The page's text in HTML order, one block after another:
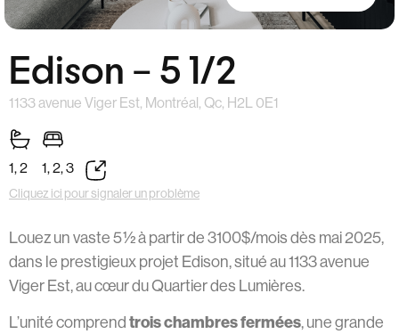
Edison – 5 1/2
1133 avenue Viger Est, Montréal, Qc, H2L 0E1
1, 2 1, 2, 3
Cliquez ici pour signaler un problème
Louez un vaste 5 ½ à partir de 3100$/mois dès mai 2025,
dans le prestigieux projet Edison, situé au 1133 avenue
Viger Est, au cœur du Quartier des Lumières.
L’unité comprend trois chambres fermées, une grande